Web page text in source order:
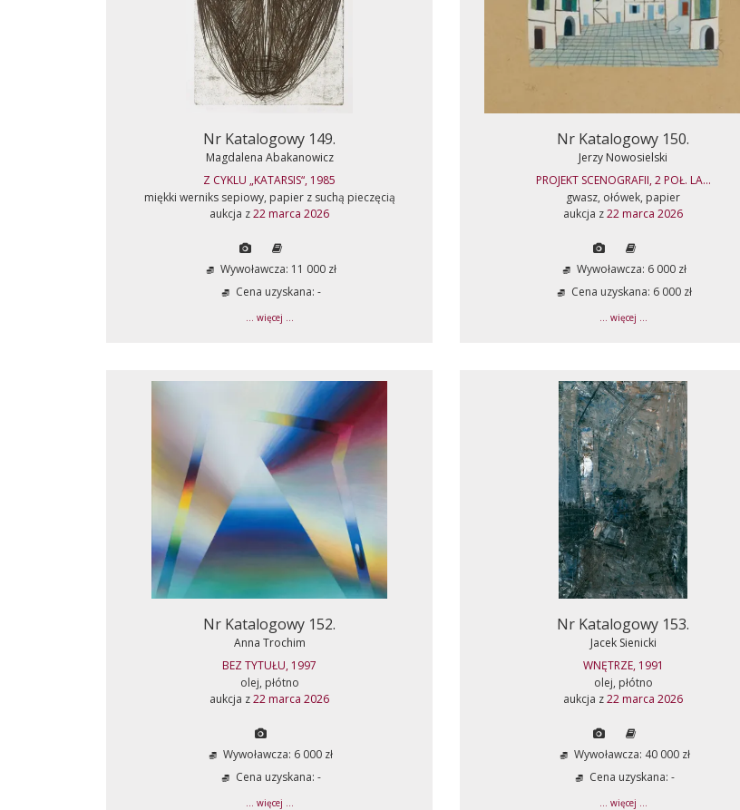
Nr Katalogowy 149.
Magdalena Abakanowicz
Z CYKLU „KATARSIS“, 1985
miękki werniks sepiowy, papier z suchą pieczęcią
aukcja z22 marca 2026
Wywoławcza: 11 000 zł
Cena uzyskana: -
... więcej ...
Nr Katalogowy 150.
Jerzy Nowosielski
PROJEKT SCENOGRAFII, 2 POŁ. LA...
gwasz, ołówek, papier
aukcja z22 marca 2026
Wywoławcza: 6 000 zł
Cena uzyskana: 6 000 zł
... więcej ...
Nr Katalogowy 152.
Anna Trochim
BEZ TYTUŁU, 1997
olej, płótno
aukcja z22 marca 2026
Wywoławcza: 6 000 zł
Cena uzyskana: -
... więcej ...
Nr Katalogowy 153.
Jacek Sienicki
WNĘTRZE, 1991
olej, płótno
aukcja z22 marca 2026
Wywoławcza: 40 000 zł
Cena uzyskana: -
... więcej ...